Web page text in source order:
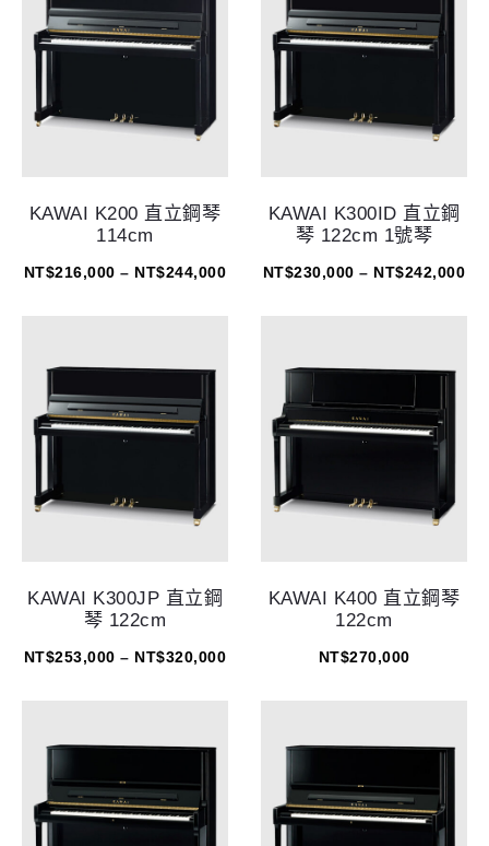
KAWAI K200 直立鋼琴
114cm
NT$216,000 – NT$244,000
KAWAI K300ID 直立鋼
琴 122cm 1號琴
NT$230,000 – NT$242,000
KAWAI K300JP 直立鋼
琴 122cm
NT$253,000 – NT$320,000
KAWAI K400 直立鋼琴
122cm
NT$270,000